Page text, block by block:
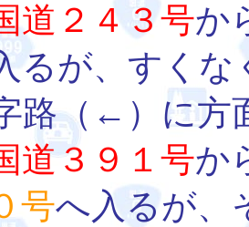
道２４３号か
るが、すくな
路（←）に方
道３９１号か
号へ入るが、